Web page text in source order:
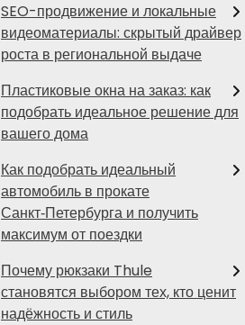
SEO-продвижение и локальные
видеоматериалы: скрытый драйвер
роста в региональной выдаче
Пластиковые окна на заказ: как
подобрать идеальное решение для
вашего дома
Как подобрать идеальный
автомобиль в прокате
Санкт‑Петербурга и получить
максимум от поездки
Почему рюкзаки Thule
становятся выбором тех, кто ценит
надёжность и стиль